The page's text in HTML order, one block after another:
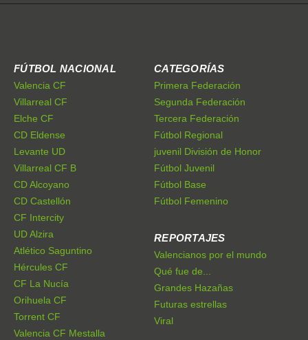
FÚTBOL NACIONAL
Valencia CF
Villarreal CF
Elche CF
CD Eldense
Levante UD
Villarreal CF B
CD Alcoyano
CD Castellón
CF Intercity
UD Alzira
Atlético Saguntino
Hércules CF
CF La Nucía
Orihuela CF
Torrent CF
Valencia CF Mestalla
CATEGORÍAS
Primera Federación
Segunda Federación
Tercera Federación
Fútbol Regional
juvenil División de Honor
Fútbol Juvenil
Fútbol Base
Fútbol Femenino
REPORTAJES
Valencianos por el mundo
Qué fue de...
Grandes Hazañas
Futuras estrellas
Viral